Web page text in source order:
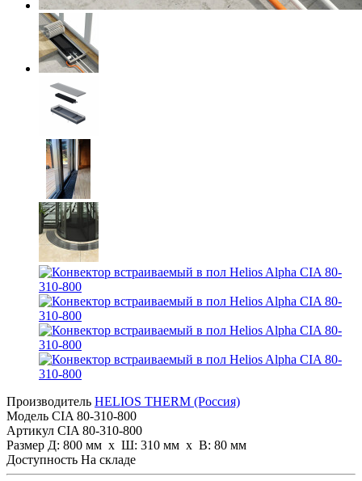
Производитель HELIOS THERM (Россия)
Модель CIA 80-310-800
Артикул CIA 80-310-800
Размер Д: 800 мм х Ш: 310 мм x В: 80 мм
Доступность На складе